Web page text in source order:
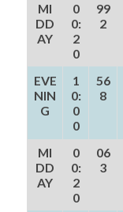
MI
DD
AY
0
0:
2
0
99
2
EVE
NIN
G
1
0:
0
0
56
8
MI
DD
AY
0
0:
2
0
06
3